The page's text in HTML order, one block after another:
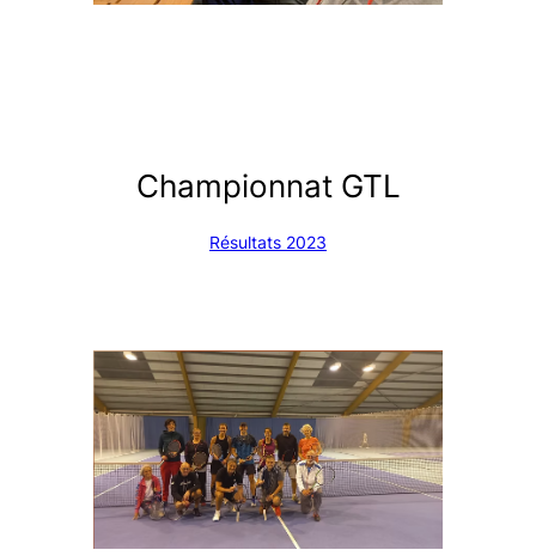
Championnat GTL
Résultats 2023